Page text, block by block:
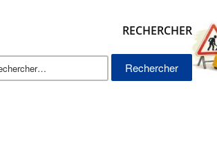
RECHERCHER
Rechercher :